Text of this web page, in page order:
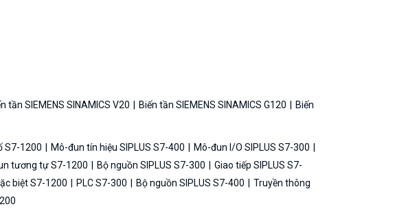
tần SIEMENS SINAMICS V20 Biến tần SIEMENS SINAMICS G120
Biến
S7-1200 Mô-đun tín hiệu SIPLUS S7-400
Mô-đun I/O SIPLUS S7-300
tương tự S7-1200 Bộ nguồn SIPLUS S7-300
Giao tiếp SIPLUS S7-
biệt S7-1200 PLC S7-300 Bộ nguồn SIPLUS S7-400
Truyền thông